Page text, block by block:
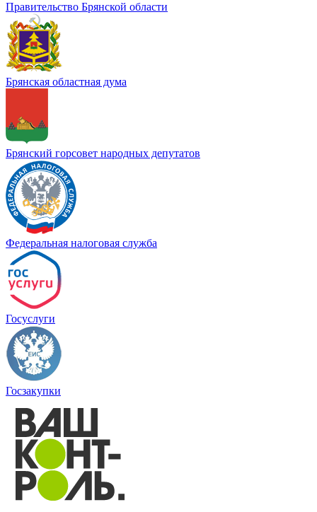
Правительство Брянской области
Брянская областная дума
Брянский горсовет народных депутатов
Федеральная налоговая служба
Госуслуги
Госзакупки